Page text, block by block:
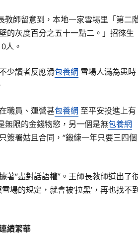
教師留意到，本地一家雪場里「第二
的灰度百分之五十一點二。」招徠生
人。
少讀者反應滑包養網 雪場人滿為患時
職員、運營甚包養網 至平安投進上有
無限的金錢物慾，另一個是無包養網
簽署姑且合同，“鍛練一年只要三四個
“盡對話語權”。王師長教師道出了
場的規定，就會被‘拉黑’，再也找不
續繁華